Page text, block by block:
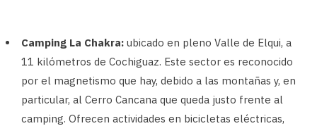
Camping La Chakra: ubicado en pleno Valle de Elqui, a
11 kilómetros de Cochiguaz. Este sector es reconocido
por el magnetismo que hay, debido a las montañas y, en
particular, al Cerro Cancana que queda justo frente al
camping. Ofrecen actividades en bicicletas eléctricas,